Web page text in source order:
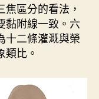
區分的看法，
黏附線一致。六
十二條灌溉與榮
比。